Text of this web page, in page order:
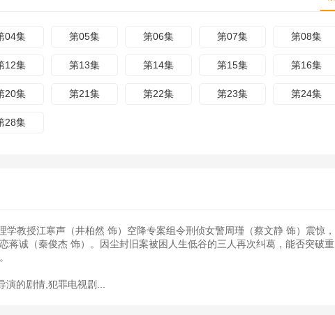
04集 第05集 第06集 第07集 第08集
12集 第13集 第14集 第15集 第16集
20集 第21集 第22集 第23集 第24集
28集
学教授江寒声（井柏然 饰）空降专案组令刑侦女警周瑾（蔡文静 饰）震惊，
蒋诚（秦俊杰 饰）。因尘封旧案被困人生低谷的三人再次纠葛，能否突破重
演的剧情,犯罪电视剧...